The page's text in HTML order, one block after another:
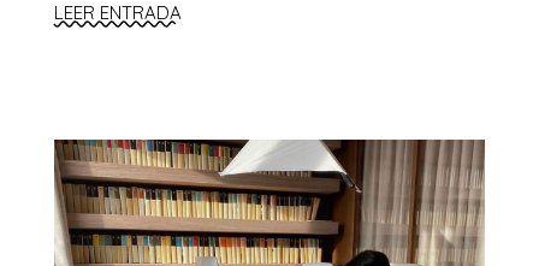
LEER ENTRADA